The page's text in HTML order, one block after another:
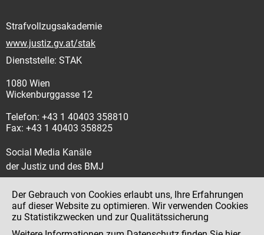
Strafvollzugsakademie
www.justiz.gv.at/stak
Dienststelle: STAK
1080 Wien
Wickenburggasse 12
Telefon: +43 1 40403 358810
Fax: +43 1 40403 358825
Social Media Kanäle
der Justiz und des BMJ
Impressum
Der Gebrauch von Cookies erlaubt uns, Ihre Erfahrungen
auf dieser Website zu optimieren. Wir verwenden Cookies
zu Statistikzwecken und zur Qualitätssicherung